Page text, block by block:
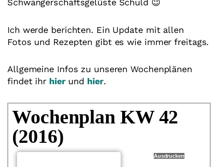
Schwangerschaftsgelüste Schuld 😉
Ich werde berichten. Ein Update mit allen
Fotos und Rezepten gibt es wie immer freitags.
Allgemeine Infos zu unseren Wochenplänen
findet ihr hierund hier.
Wochenplan KW 42
(2016)
Ausdrucken